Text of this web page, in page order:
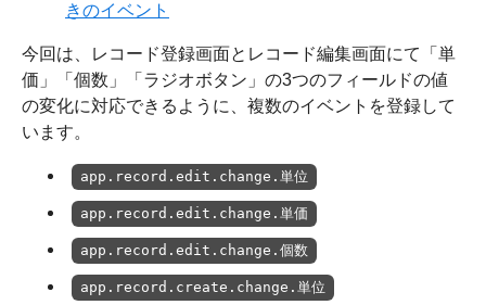
きのイベント
今回は、レコード登録画面とレコード編集画面にて「単
価」「個数」「ラジオボタン」の3つのフィールドの値
の変化に対応できるように、複数のイベントを登録して
います。
app.record.edit.change.単位
app.record.edit.change.単価
app.record.edit.change.個数
app.record.create.change.単位